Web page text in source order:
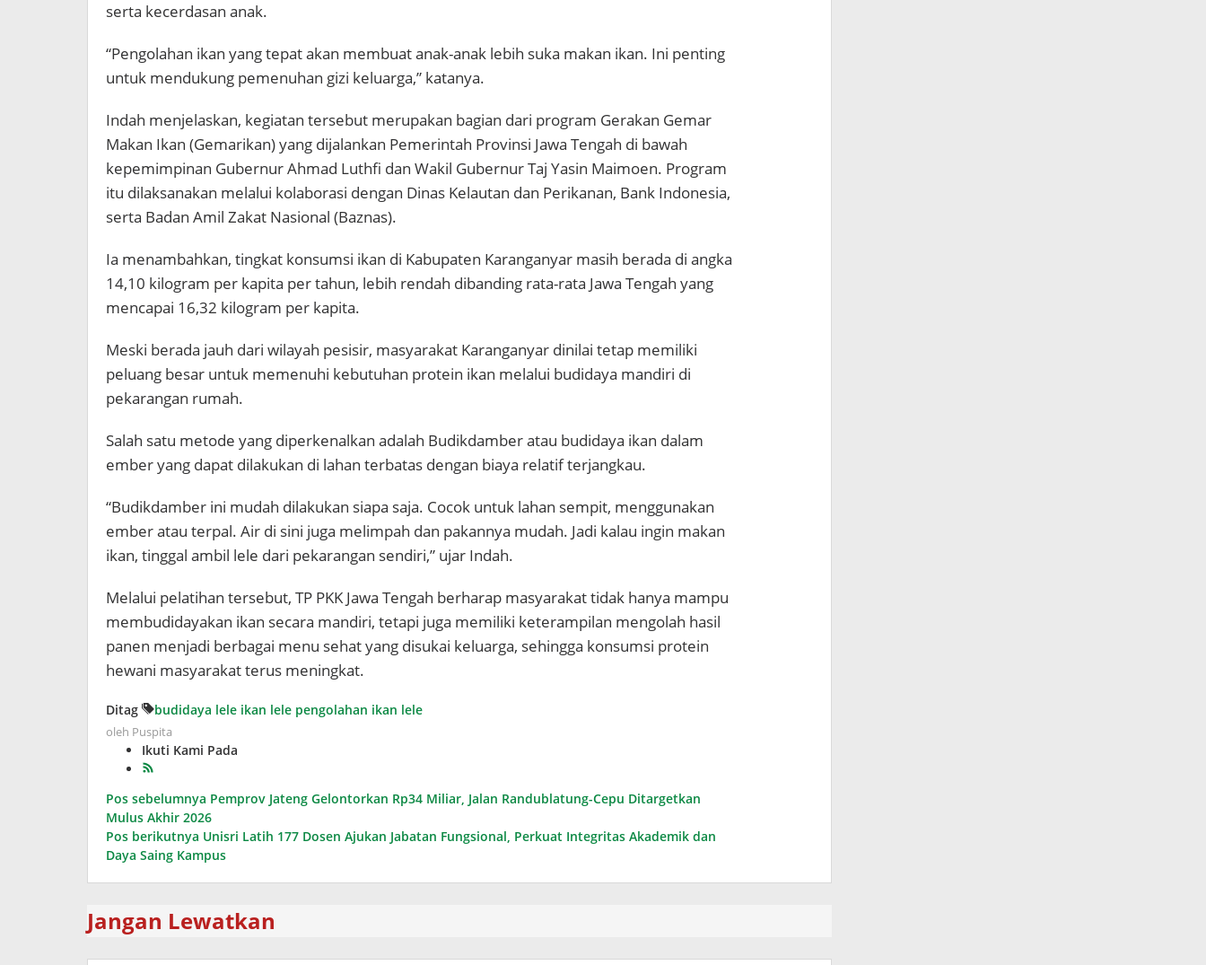
serta kecerdasan anak.
“Pengolahan ikan yang tepat akan membuat anak-anak lebih suka makan ikan. Ini penting
untuk mendukung pemenuhan gizi keluarga,” katanya.
Indah menjelaskan, kegiatan tersebut merupakan bagian dari program Gerakan Gemar
Makan Ikan (Gemarikan) yang dijalankan Pemerintah Provinsi Jawa Tengah di bawah
kepemimpinan Gubernur Ahmad Luthfi dan Wakil Gubernur Taj Yasin Maimoen. Program
itu dilaksanakan melalui kolaborasi dengan Dinas Kelautan dan Perikanan, Bank Indonesia,
serta Badan Amil Zakat Nasional (Baznas).
Ia menambahkan, tingkat konsumsi ikan di Kabupaten Karanganyar masih berada di angka
14,10 kilogram per kapita per tahun, lebih rendah dibanding rata-rata Jawa Tengah yang
mencapai 16,32 kilogram per kapita.
Meski berada jauh dari wilayah pesisir, masyarakat Karanganyar dinilai tetap memiliki
peluang besar untuk memenuhi kebutuhan protein ikan melalui budidaya mandiri di
pekarangan rumah.
Salah satu metode yang diperkenalkan adalah Budikdamber atau budidaya ikan dalam
ember yang dapat dilakukan di lahan terbatas dengan biaya relatif terjangkau.
“Budikdamber ini mudah dilakukan siapa saja. Cocok untuk lahan sempit, menggunakan
ember atau terpal. Air di sini juga melimpah dan pakannya mudah. Jadi kalau ingin makan
ikan, tinggal ambil lele dari pekarangan sendiri,” ujar Indah.
Melalui pelatihan tersebut, TP PKK Jawa Tengah berharap masyarakat tidak hanya mampu
membudidayakan ikan secara mandiri, tetapi juga memiliki keterampilan mengolah hasil
panen menjadi berbagai menu sehat yang disukai keluarga, sehingga konsumsi protein
hewani masyarakat terus meningkat.
Ditag budidaya lele ikan lele pengolahan ikan lele
oleh Puspita
Ikuti Kami Pada
Navigasi
pos
Pos sebelumnya Pemprov Jateng Gelontorkan Rp34 Miliar, Jalan Randublatung-Cepu Ditargetkan
Mulus Akhir 2026
Pos berikutnya Unisri Latih 177 Dosen Ajukan Jabatan Fungsional, Perkuat Integritas Akademik dan
Daya Saing Kampus
Jangan Lewatkan